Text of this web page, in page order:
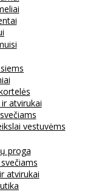
atvirukai
vestuvėms
proga
atvirukai